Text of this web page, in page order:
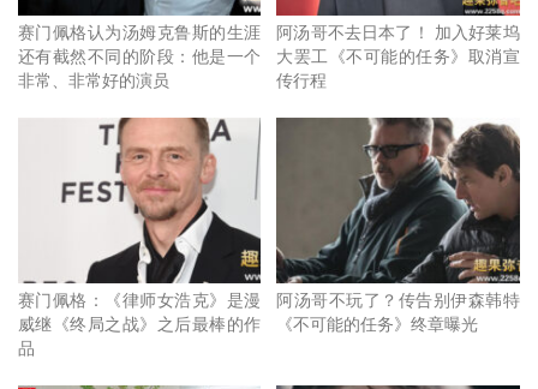
迹，你确实可以发现他的转变；他在 20 几岁的时候写了
《活人甡吃》的剧本，主要原因在于当时如果他想要演出心
目中的角色，那某一条路就是写出这个角色，因此他在伦敦
的合租公寓中，基于他从小对科幻、僵尸、电子游戏、动作
电影的痴迷，写出了不少具有创新的缝合之作，但你也必须
承认，赛门与他笔下的角色都有一点饮酒问题，有一点混
赛门如今已经 53 岁，他与妻子莫以及十几岁的女儿蒂莉住
在一栋被田野包围的房子里，他滴酒不沾，享受着完全不一
赛门佩格认为汤姆克鲁斯的生涯
还有截然不同的阶段：他是一个
非常、非常好的演员
阿汤哥不去日本了！ 加入好莱坞
大罢工《不可能的任务》取消宣
传行程
赛门佩格：《律师女浩克》是漫
威继《终局之战》之后最棒的作
品
阿汤哥不玩了？传告别伊森韩特
《不可能的任务》终章曝光